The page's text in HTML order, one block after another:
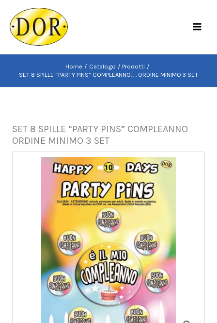
contenuto
Home Catalogo
Prodotti
SET 8 SPILLE “PARTY PINS” COMPLEANNO. . . ORDINE MINIMO 3 SET
SET 8 SPILLE “PARTY PINS” COMPLEANNO
ORDINE MINIMO 3 SET